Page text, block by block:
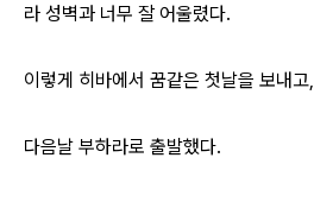
라 성벽과 너무 잘 어울렸다.
이렇게 히바에서 꿈같은 첫날을 보내고,
다음날 부하라로 출발했다.